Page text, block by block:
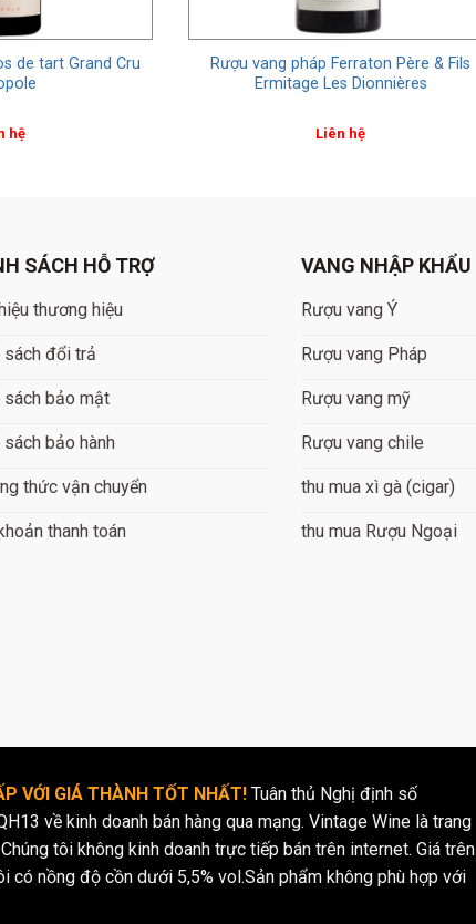
de tart Grand Cru
hệ
Rượu vang pháp Ferraton Père & Fils
Ermitage Les Dionnières
Liên hệ
SÁCH HỖ TRỢ
thương hiệu
sách đổi trả
sách bảo mật
sách bảo hành
thức vận chuyển
thanh toán
VANG NHẬP KHẨU
Rượu vang Ý
Rượu vang Pháp
Rượu vang mỹ
Rượu vang chile
thu mua xì gà (cigar)
thu mua Rượu Ngoại
VỚI GIÁ THÀNH TỐT NHẤT! Tuân thủ Nghị định số
về kinh doanh bán hàng qua mạng. Vintage Wine là trang
tôi không kinh doanh trực tiếp bán trên internet. Giá trên
nồng độ cồn dưới 5,5% vol.Sản phẩm không phù hợp với